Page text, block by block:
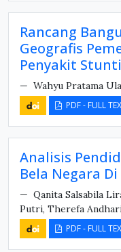
Rancang
Geografis
Penyakit
Wahyu Pratama
PDF - FULL
Analisis
Bela Negara
Qanita Salsabila
Putri, Therefa
PDF - FULL